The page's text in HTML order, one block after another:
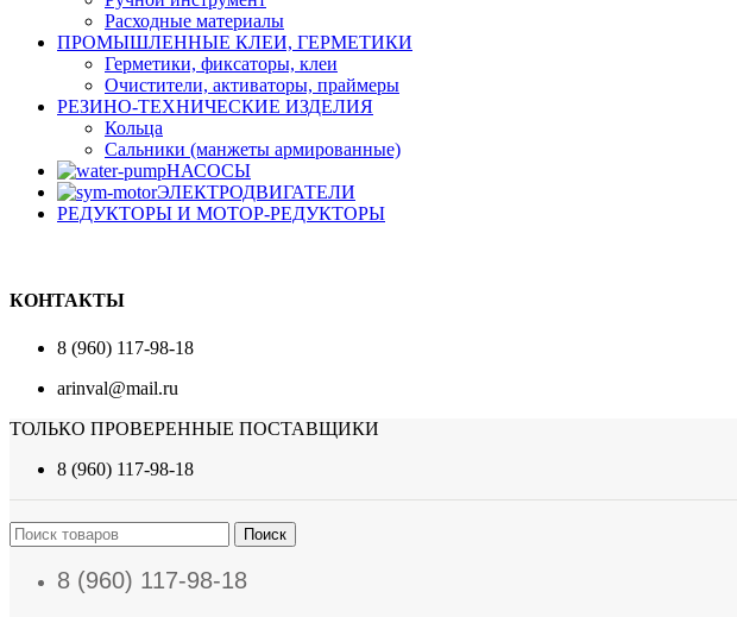
Расходные материалы
ПРОМЫШЛЕННЫЕ КЛЕИ, ГЕРМЕТИКИ
Герметики, фиксаторы, клеи
Очистители, активаторы, праймеры
РЕЗИНО-ТЕХНИЧЕСКИЕ ИЗДЕЛИЯ
Кольца
Сальники (манжеты армированные)
НАСОСЫ
ЭЛЕКТРОДВИГАТЕЛИ
РЕДУКТОРЫ И МОТОР-РЕДУКТОРЫ
КОНТАКТЫ
8 (960) 117-98-18
arinval@mail.ru
ТОЛЬКО ПРОВЕРЕННЫЕ ПОСТАВЩИКИ
8 (960) 117-98-18
Поиск
8 (960) 117-98-18